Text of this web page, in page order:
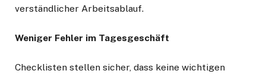
verständlicher Arbeitsablauf.
Weniger Fehler im Tagesgeschäft
Checklisten stellen sicher, dass keine wichtigen